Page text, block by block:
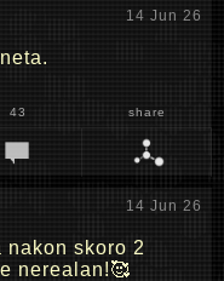
14 Jun 26
43 share
14 Jun 26
nakon skoro 2
nerealan!🥰